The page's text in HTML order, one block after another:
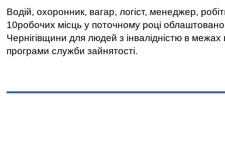
Водій, охоронник, вагар, логіст, менеджер,
10робочих місць у поточному році
Чернігівщини для людей з інвалідністю в межах
програми служби зайнятості.